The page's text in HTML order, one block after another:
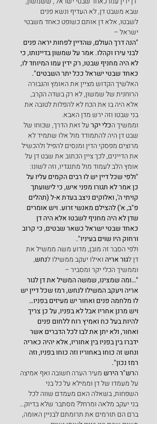
שבא משבט דן, לא העדיף ונשא פנים
לשבטו, אלא דן אותם כשופט כאחד משבטי
ישראל –
"הנה דרך העולם, שהדיין לפחות יראה פנים
לבני עירו וקהלו. אמר על שמשון בדיינותו, כי
לא היה מחניף שבטו, רק ידין עמו המיוחד לו,
כאחד שבטי ישראל ככל יתר השבטים".
האלשיך הקדוש מציין את האומץ והגבורה
הרוחנית של שמשון, לא רק בשדה הקרב,
אלא היה בו את הכח לא להפלות לטובה את
בני שבטו וזה ירש מדן האבא.
וממשיך הכלי יקר על זאת הדרך, שכוחו של
שבט דן היה להתמודד מול אלו שתמיד לא
מרוצים מפסקי הדין ומנסים להפיל ולהכשיל
את הדיינים, לכך ציין הכתוב את שבט דן על
אומץ הלב לעמוד מול מתנגדיו, וזה לשונו:
"ולפי שכל דיין יש לו רבים הקמים עליו על
כן אמר לא תגורו מפני איש, כי לישועתך
קויתי ה', ואלוקים ניצב בעדת א-ל (תהלים
פ"ב, א') להצילם מאנשי זרוע. ויש אומרים
שדן לא היה מחניף לשבטו אלא היה דן
כאחד שבטי ישראל כשאר שבטים, כי קרוב
ורחוק היו שוים בעיניו".
ולפי הסבר זה מובן, מדוע משה ממשיל את
דן לגור אריה ואילו יעקב ממשילו לנחש,
וממשיך הכלי יקר ומסביר –
"…ומה שמצינו, שמשה המשיל את דן לגור
אריה ויעקב המשילו לנחש, רמז שכל דיין יש
לו מלחמה פנים ואחור יש מעיזים בפניו…
ויש מרנן אחריו אבל לא בפניו, על כן צריך
להיות בעל כח ואמיץ רוח ללחום פנים
ואחור, ולא יתן את לבו לכל הדברים אשר
ידברו בין בפניו בין אחוריו, אלא יהיה כאריה
ונחש זה כוחו באחוריו וזה כוחו בפניו, וזה
רמז נכון".
הרש"ר הירש מעיר הערה חשובה ואף אמיצה
על מעמדו של דן וממילא על כל בני
השפחות, בשאלה האם מעמדם שווה לכל
בני יעקב מלאה ומרחל? מסתבר שלא בדיוק…
ברם הם תורמים את תרומתם לבניין האומה,